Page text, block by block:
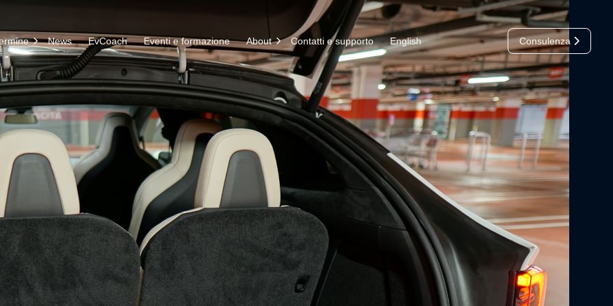
Consulenza
News EvCoach Eventi e formazione About Contatti e supporto English